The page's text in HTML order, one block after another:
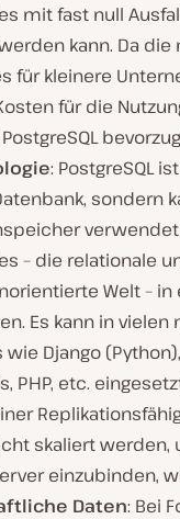
mit fast null
kann. Da die
für kleinere
für die
: PostgreSQL
sondern
– die relationale
Welt – in
Es kann in
Django
PHP, etc.
skaliert werden,
einzubinden,
Daten: Bei